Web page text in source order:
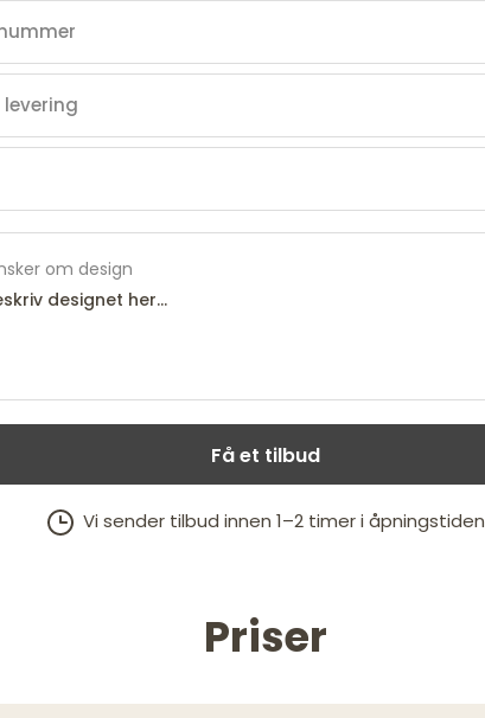
om design
Få et tilbud
Vi sender tilbud innen 1–2 timer i åpningstiden
Priser